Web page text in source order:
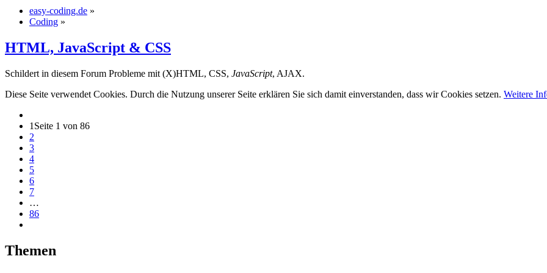
easy-coding.de »
Coding »
HTML, JavaScript & CSS
Schildert in diesem Forum Probleme mit (X)HTML, CSS, JavaScript, AJAX.
Diese Seite verwendet Cookies. Durch die Nutzung unserer Seite erklären Sie sich damit einverstanden, dass wir Cookies setzen. Weitere
1 Seite 1 von 86
2
3
4
5
6
7
…
86
Themen